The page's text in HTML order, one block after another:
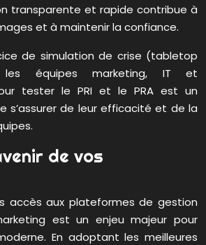
transparente et rapide contribue à
et à maintenir la confiance.
de simulation de crise (tabletop
les équipes marketing, IT et
tester le PRI et le PRA est un
s’assurer de leur efficacité et de la
de vos
accès aux plateformes de gestion
est un enjeu majeur pour
En adoptant les meilleures